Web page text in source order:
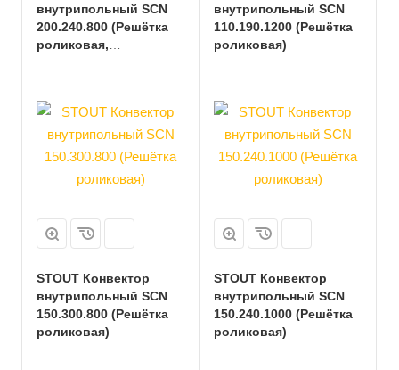
внутрипольный SCN
200.240.800 (Решётка
роликовая,
внутрипольный SCN
110.190.1200 (Решётка
роликовая)
STOUT Конвектор
внутрипольный SCN
150.300.800 (Решётка
роликовая)
STOUT Конвектор
внутрипольный SCN
150.240.1000 (Решётка
роликовая)